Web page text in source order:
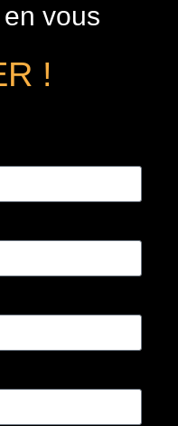
vous
!